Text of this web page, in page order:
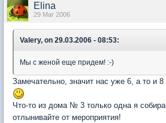
Elina
29 Mar 2006
Valery, on 29.03.2006 - 08:53:
Мы с женой еще придем! :-)
Замечательно, значит нас уже 6, а то и
Что-то из дома № 3 только одна я
отлынивайте от мероприятия!